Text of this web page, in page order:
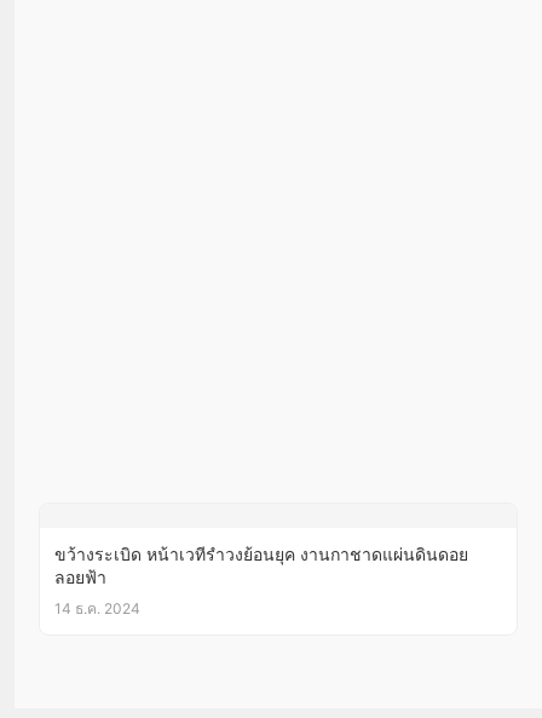
ขว้างระเบิด หน้าเวทีรำวงย้อนยุค งานกาชาดแผ่นดินดอย
ลอยฟ้า
14 ธ.ค. 2024